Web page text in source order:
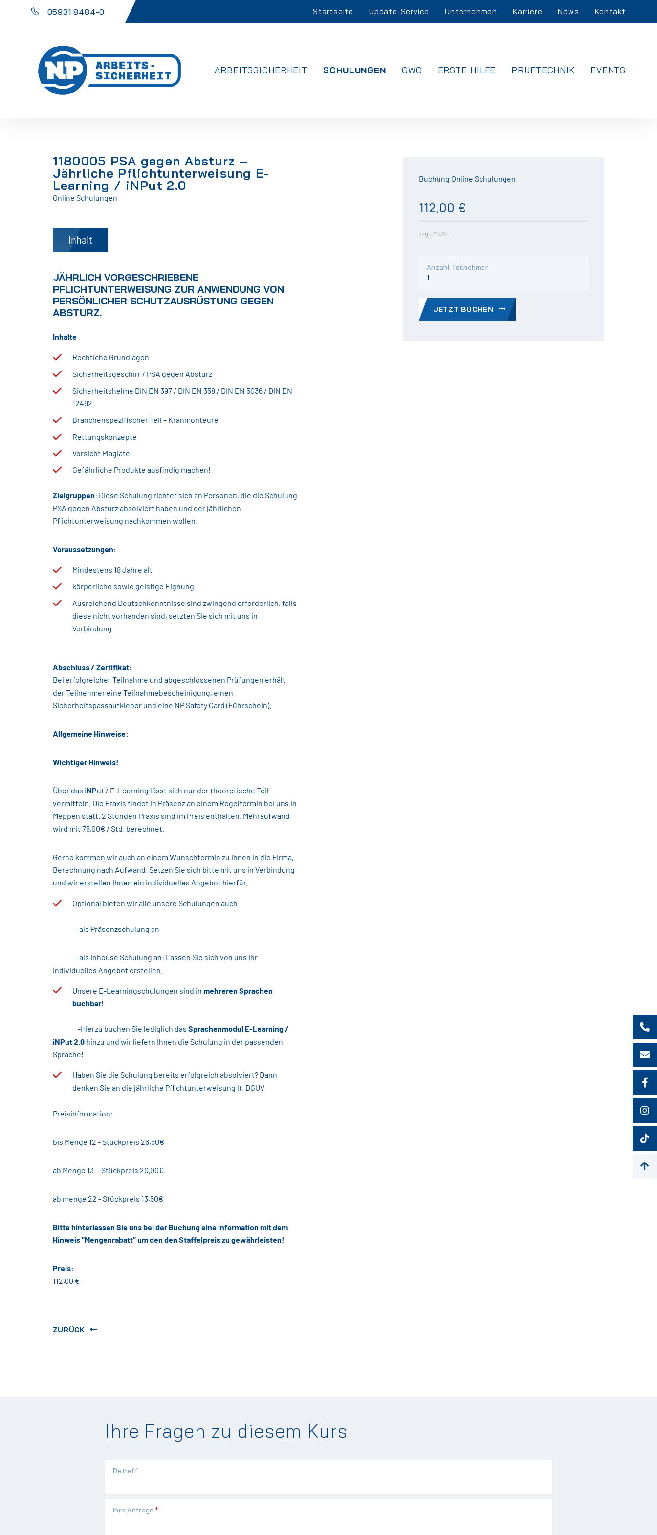
05931 8484-0
Navigation
Startseite Update-Service Unternehmen Karriere News Kontakt
NAVIGATION
ARBEITSSICHERHEIT SCHULUNGEN GWO ERSTE HILFE PRÜFTECHNIK EVENTS
1180005 PSA gegen Absturz –
Jährliche Pflichtunterweisung E-
Learning / iNPut 2.0
Online Schulungen
Inhalt
JÄHRLICH VORGESCHRIEBENE
PFLICHTUNTERWEISUNG ZUR ANWENDUNG VON
PERSÖNLICHER SCHUTZAUSRÜSTUNG GEGEN
ABSTURZ.
Inhalte
Rechtiche Grundlagen
Sicherheitsgeschirr / PSA gegen Absturz
Sicherheitshelme DIN EN 397 / DIN EN 358 / DIN EN 5036 / DIN EN
12492
Branchenspezifischer Teil – Kranmonteure
Rettungskonzepte
Vorsicht Plagiate
Gefährliche Produkte ausfindig machen!
Zielgruppen: Diese Schulung richtet sich an Personen, die die Schulung
PSA gegen Absturz absolviert haben und der jährlichen
Pflichtunterweisung nachkommen wollen.
Voraussetzungen:
Mindestens 18 Jahre alt
körperliche sowie geistige Eignung
Ausreichend Deutschkenntnisse sind zwingend erforderlich, falls
diese nicht vorhanden sind, setzten Sie sich mit uns in
Verbindung
Abschluss / Zertifikat:
Bei erfolgreicher Teilnahme und abgeschlossenen Prüfungen erhält
der Teilnehmer eine Teilnahmebescheinigung, einen
Sicherheitspassaufkleber und eine NP Safety Card (Führschein).
Allgemeine Hinweise:
Wichtiger Hinweis!
Über das iNPut / E-Learning lässt sich nur der theoretische Teil
vermitteln. Die Praxis findet in Präsenz an einem Regeltermin bei uns in
Meppen statt. 2 Stunden Praxis sind im Preis enthalten. Mehraufwand
wird mit 75,00€ / Std. berechnet.
Gerne kommen wir auch an einem Wunschtermin zu Ihnen in die Firma,
Berechnung nach Aufwand. Setzen Sie sich bitte mit uns in Verbindung
und wir erstellen Ihnen ein individuelles Angebot hierfür.
Optional bieten wir alle unsere Schulungen auch
-als Präsenzschulung an
-als Inhouse Schulung an: Lassen Sie sich von uns Ihr
individuelles Angebot erstellen.
Unsere E-Learningschulungen sind in mehreren Sprachen
buchbar!
-Hierzu buchen Sie lediglich das Sprachenmodul E-Learning /
iNPut 2.0 hinzu und wir liefern Ihnen die Schulung in der passenden
Sprache!
Haben Sie die Schulung bereits erfolgreich absolviert? Dann
denken Sie an die jährliche Pflichtunterweisung lt. DGUV
Preisinformation:
bis Menge 12 - Stückpreis 26,50€
ab Menge 13 - Stückpreis 20,00€
ab menge 22 - Stückpreis 13,50€
Bitte hinterlassen Sie uns bei der Buchung eine Information mit dem
Hinweis "Mengenrabatt" um den den Staffelpreis zu gewährleisten!
Preis:
112,00 €
ZURÜCK
Buchung Online Schulungen
112,00 €
zzgl. MwSt.
Anzahl Teilnehmer
JETZT BUCHEN
Ihre Fragen zu diesem Kurs
Betreff
Pflichtfeld
Ihre Anfrage *